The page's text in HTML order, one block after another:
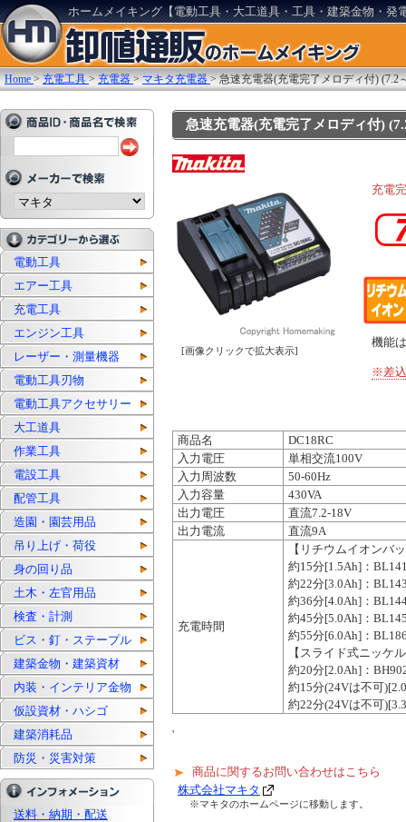
ホームメイキング【電動工具・大工道具・工具・建築金物・発
Home >充電工具 >充電器 >マキタ充電器 >急速充電器(充電完了メロディ付) (7.2
電動工具
エアー工具
充電工具
エンジン工具
レーザー・測量機器
電動工具刃物
電動工具アクセサリー
大工道具
作業工具
電設工具
配管工具
造園・園芸用品
吊り上げ・荷役
身の回り品
土木・左官用品
検査・計測
ビス・釘・ステープル
建築金物・建築資材
内装・インテリア金物
仮設資材・ハシゴ
建築消耗品
防災・災害対策
送料・納期・配送
急速充電器(充電完了メロディ付)
[画像クリックで拡大表示]
充電
機能
※差
商品名
DC18RC
入力電圧
単相交流100V
入力周波数
50-60Hz
入力容量
430VA
出力電圧
直流7.2-18V
出力電流
直流9A
充電時間
【リチウムイオンバ
約15分[1.5Ah]：
約22分[3.0Ah]：
約36分[4.0Ah]：
約45分[5.0Ah]：
約55分[6.0Ah]：
【スライド式ニッケ
約20分[2.0Ah]：
約15分(24Vは不可
約22分(24Vは不可
'
商品に関するお問い合わせはこちら
株式会社マキタ
※マキタのホームページに移動します。